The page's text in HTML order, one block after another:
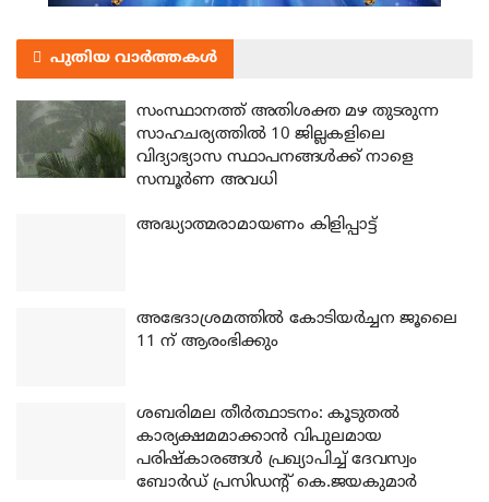
പുതിയ വാർത്തകൾ
സംസ്ഥാനത്ത് അതിശക്ത മഴ തുടരുന്ന
സാഹചര്യത്തിൽ 10 ജില്ലകളിലെ
വിദ്യാഭ്യാസ സ്ഥാപനങ്ങൾക്ക് നാളെ
സമ്പൂർണ അവധി
അദ്ധ്യാത്മരാമായണം കിളിപ്പാട്ട്
അഭേദാശ്രമത്തില്‍ കോടിയര്‍ച്ചന ജൂലൈ
11 ന് ആരംഭിക്കും
ശബരിമല തീര്‍ത്ഥാടനം: കൂടുതല്‍
കാര്യക്ഷമമാക്കാന്‍ വിപുലമായ
പരിഷ്‌കാരങ്ങള്‍ പ്രഖ്യാപിച്ച് ദേവസ്വം
ബോര്‍ഡ് പ്രസിഡന്റ് കെ.ജയകുമാര്‍